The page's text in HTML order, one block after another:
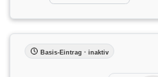
Basis-Eintrag · inaktiv